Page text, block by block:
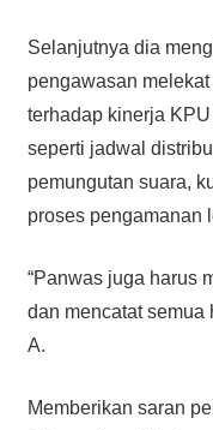
Selanjutnya dia
pengawasan
terhadap kinerja
seperti jadwal
pemungutan suara,
proses pengamanan
“Panwas juga harus
dan mencatat semua
A.
Memberikan saran